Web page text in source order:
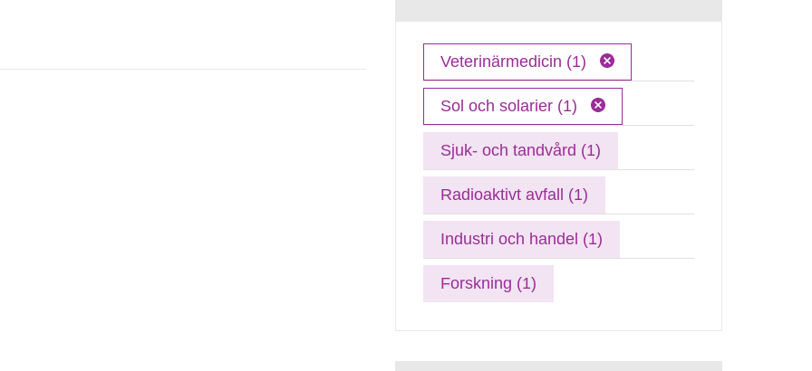
Veterinärmedicin (1)
Sol och solarier (1)
Sjuk- och tandvård (1)
Radioaktivt avfall (1)
Industri och handel (1)
Forskning (1)